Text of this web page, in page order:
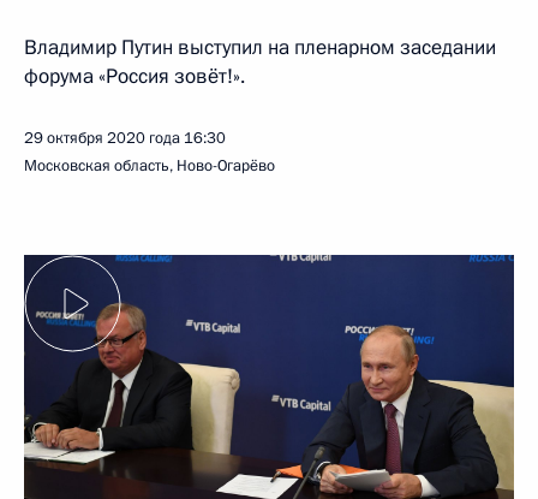
Владимир Путин выступил на пленарном заседании
форума «Россия зовёт!».
29 октября 2020 года 16:30
Московская область, Ново-Огарёво